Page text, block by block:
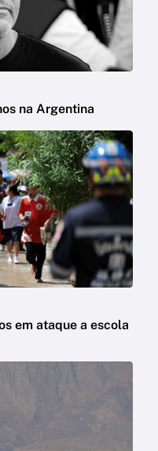
na Argentina
em ataque a escola